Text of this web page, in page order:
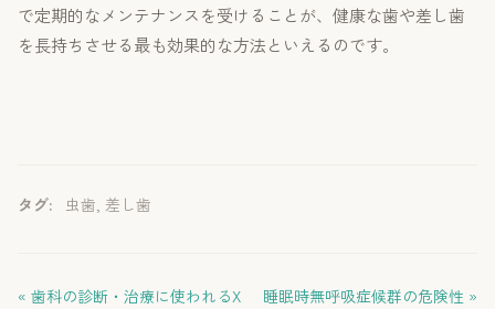
で定期的なメンテナンスを受けることが、健康な歯や差し歯
を長持ちさせる最も効果的な方法といえるのです。
タグ: 虫歯, 差し歯
« 歯科の診断・治療に使われるX
睡眠時無呼吸症候群の危険性 »